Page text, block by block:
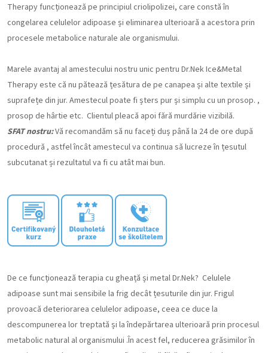
Therapy funcționează pe principiul criolipolizei, care constă în
congelarea celulelor adipoase și eliminarea ulterioară a acestora prin
procesele metabolice naturale ale organismului.
Marele avantaj al amestecului nostru unic pentru Dr.Nek Ice&Metal
Therapy este că nu pătează țesătura de pe canapea și alte textile și
suprafețe din jur. Amestecul poate fi șters pur și simplu cu un prosop. ,
prosop de hârtie etc. Clientul pleacă apoi fără murdărie vizibilă.
SFAT nostru:Vă recomandăm să nu faceți duș până la 24 de ore după
procedură , astfel încât amestecul va continua să lucreze în țesutul
subcutanat și rezultatul va fi cu atât mai bun.
De ce funcționează terapia cu gheață și metal Dr.Nek? Celulele
adipoase sunt mai sensibile la frig decât țesuturile din jur. Frigul
provoacă deteriorarea celulelor adipoase, ceea ce duce la
descompunerea lor treptată și la îndepărtarea ulterioară prin procesul
metabolic natural al organismului .În acest fel, reducerea grăsimilor în